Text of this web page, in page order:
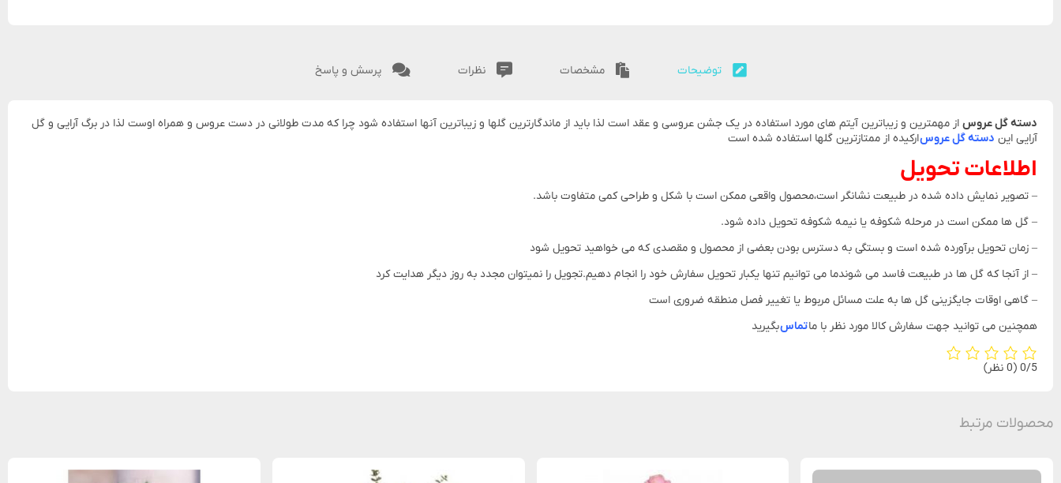
توضیحات مشخصات نظرات پرسش و پاسخ
دسته گل عروس از مهمترین و زیباترین آیتم های مورد استفاده در یک جشن عروسی و عقد است لذا باید از ماندگارترین گلها و زیباترین آنها استفاده شود چرا که مدت طولانی در دست عروس و همراه اوست لذا در برگ آرایی و گل
آرایی این دسته گل عروسارکیده از ممتازترین گلها استفاده شده است
اطلاعات تحویل
– تصویر نمایش داده شده در طبیعت نشانگر است،محصول واقعی ممکن است با شکل و طراحی کمی متفاوت باشد.
– گل ها ممکن است در مرحله شکوفه یا نیمه شکوفه تحویل داده شود.
– زمان تحویل برآورده شده است و بستگی به دسترس بودن بعضی از محصول و مقصدی که می خواهید تحویل شود
– از آنجا که گل ها در طبیعت فاسد می شوندما می توانیم تنها یکبار تحویل سفارش خود را انجام دهیم.تجویل را نمیتوان مجدد به روز دیگر هدایت کرد
– گاهی اوقات جایگزینی گل ها به علت مسائل مربوط یا تغییر فصل منطقه ضروری است
همچنین می توانید جهت سفارش کالا مورد نظر با ماتماسبگیرید
‫0/5 ‫(0 نظر)
محصولات مرتبط